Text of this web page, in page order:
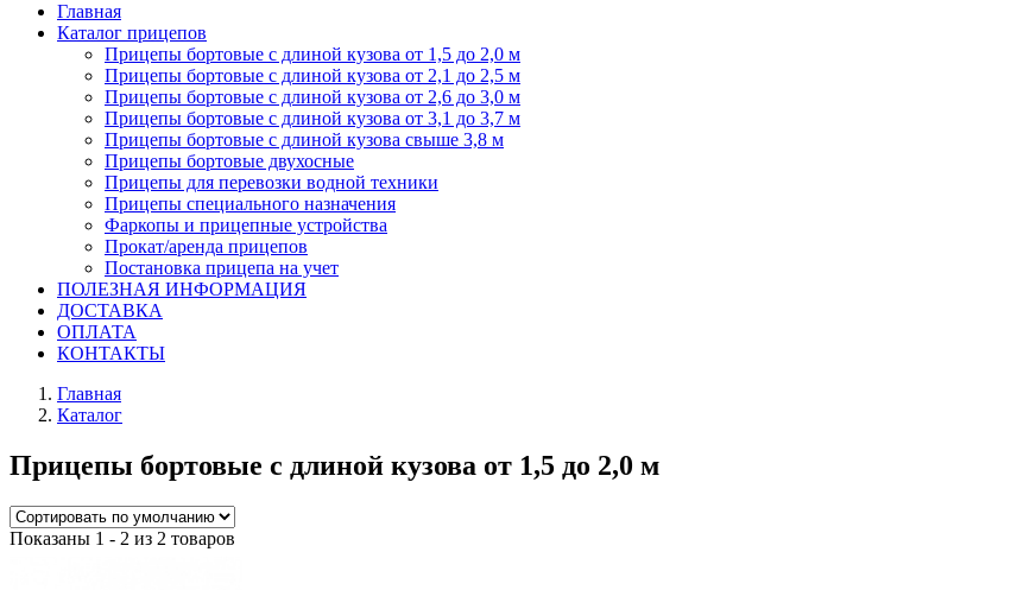
Главная
Каталог прицепов
Прицепы бортовые с длиной кузова от 1,5 до 2,0 м
Прицепы бортовые с длиной кузова от 2,1 до 2,5 м
Прицепы бортовые с длиной кузова от 2,6 до 3,0 м
Прицепы бортовые с длиной кузова от 3,1 до 3,7 м
Прицепы бортовые с длиной кузова свыше 3,8 м
Прицепы бортовые двухосные
Прицепы для перевозки водной техники
Прицепы специального назначения
Фаркопы и прицепные устройства
Прокат/аренда прицепов
Постановка прицепа на учет
ПОЛЕЗНАЯ ИНФОРМАЦИЯ
ДОСТАВКА
ОПЛАТА
КОНТАКТЫ
Главная
Каталог
Прицепы бортовые с длиной кузова от 1,5 до 2,0 м
Показаны 1 - 2 из 2 товаров